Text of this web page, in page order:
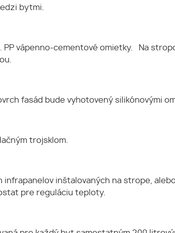
bytmi.
vápenno-cementové omietky. Na
fasád bude vyhotovený silikónovými
trojsklom.
inštalovaných na strope,
pre reguláciu teploty.